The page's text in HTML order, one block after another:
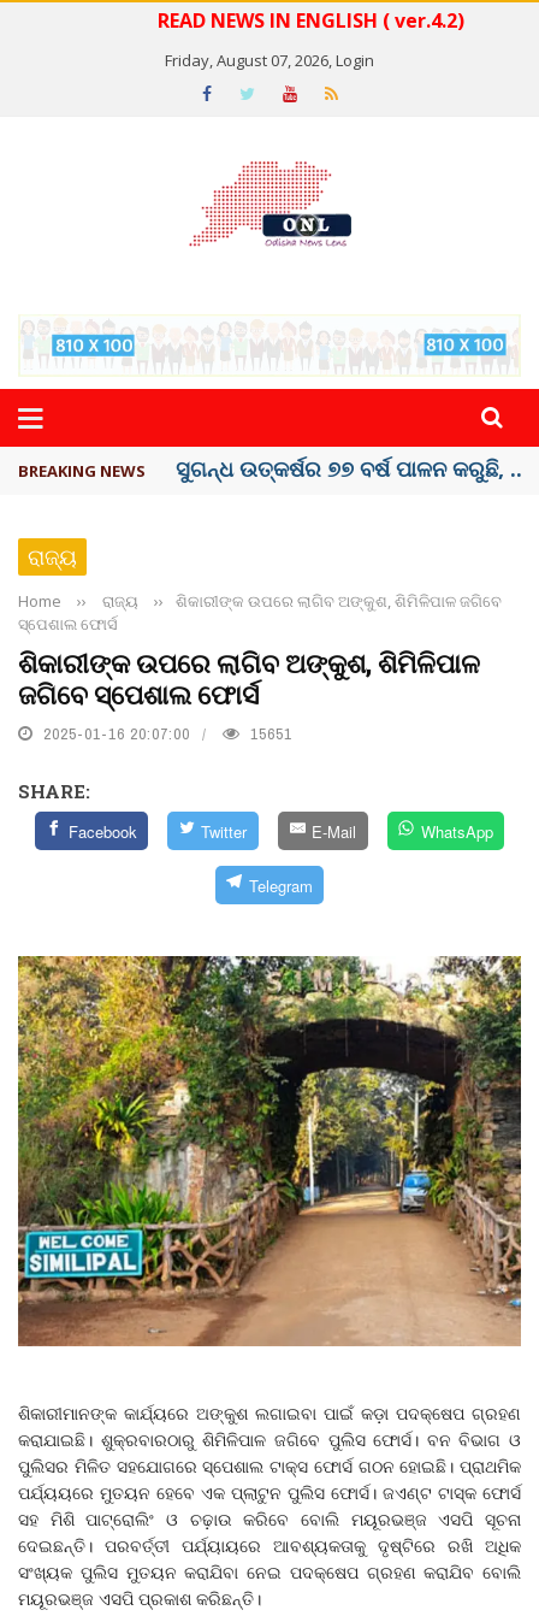
READ NEWS IN ENGLISH ( ver.4.2)
Friday, August 07, 2026,Login
BREAKING NEWS ୟୁପିଆଇ ଓ ଅନ୍ୟାନ୍ୟ ଡିଜିଟାଲ୍ ନେଣଦେଣ ...
ରାଜ୍ୟ
Home ›› ରାଜ୍ୟ ››
ଶିକାରୀଙ୍କ ଉପରେ ଲାଗିବ ଅଙ୍କୁଶ, ଶିମିଳିପାଳ ଜଗିବେ
ସ୍ପେଶାଲ ଫୋର୍ସ
ଶିକାରୀଙ୍କ ଉପରେ ଲାଗିବ ଅଙ୍କୁଶ, ଶିମିଳିପାଳ
ଜଗିବେ ସ୍ପେଶାଲ ଫୋର୍ସ
2025-01-16 20:07:00 15651
SHARE:
Facebook Twitter E-Mail WhatsApp
Telegram
ଶିକାରୀମାନଙ୍କ କାର୍ଯ୍ୟରେ ଅଙ୍କୁଶ ଲଗାଇବା ପାଇଁ କଡ଼ା ପଦକ୍ଷେପ ଗ୍ରହଣ
କରାଯାଇଛି। ଶୁକ୍ରବାରଠାରୁ ଶିମିଳିପାଳ ଜଗିବେ ପୁଲିସ ଫୋର୍ସ। ବନ ବିଭାଗ ଓ
ପୁଲିସର ମିଳିତ ସହଯୋଗରେ ସ୍ପେଶାଲ ଟାକ୍ସ ଫୋର୍ସ ଗଠନ ହୋଇଛି। ପ୍ରାଥମିକ
ପର୍ଯ୍ୟୟରେ ମୁତୟନ ହେବେ ଏକ ପ୍ଲାଟୁନ ପୁଲିସ ଫୋର୍ସ। ଜଏଣ୍ଟ ଟାସ୍କ ଫୋର୍ସ
ସହ ମିଶି ପାଟ୍ରୋଲିଂ ଓ ଚଢ଼ାଉ କରିବେ ବୋଲି ମୟୂରଭଞ୍ଜ ଏସପି ସୂଚନା
ଦେଇଛନ୍ତି। ପରବର୍ତ୍ତୀ ପର୍ଯ୍ୟାୟରେ ଆବଶ୍ୟକତାକୁ ଦୃଷ୍ଟିରେ ରଖି ଅଧିକ
ସଂଖ୍ୟକ ପୁଲିସ ମୁତୟନ କରାଯିବା ନେଇ ପଦକ୍ଷେପ ଗ୍ରହଣ କରାଯିବ ବୋଲି
ମୟୂରଭଞ୍ଜ ଏସପି ପ୍ରକାଶ କରିଛନ୍ତି।